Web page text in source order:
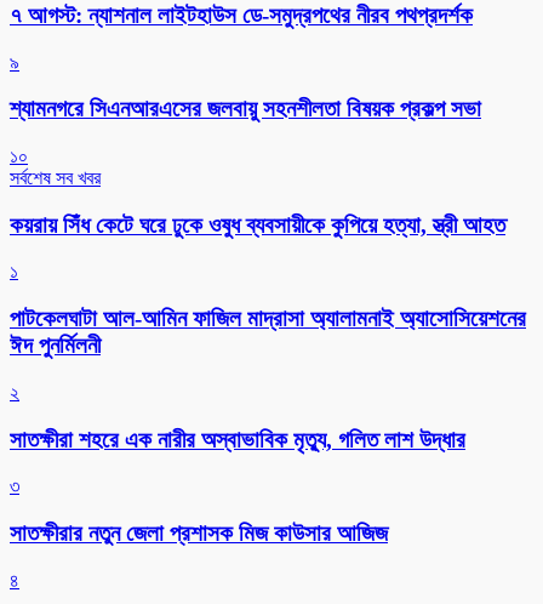
৭ আগস্ট: ন্যাশনাল লাইটহাউস ডে-সমুদ্রপথের নীরব পথপ্রদর্শক
৯
শ্যামনগরে সিএনআরএসের জলবায়ু সহনশীলতা বিষয়ক প্রকল্প সভা
১০
সর্বশেষ সব খবর
কয়রায় সিঁধ কেটে ঘরে ঢুকে ওষুধ ব্যবসায়ীকে কুপিয়ে হত্যা, স্ত্রী আহত
১
পাটকেলঘাটা আল-আমিন ফাজিল মাদ্রাসা অ্যালামনাই অ্যাসোসিয়েশনের
ঈদ পুনর্মিলনী
২
সাতক্ষীরা শহরে এক নারীর অস্বাভাবিক মৃত্যু, গলিত লাশ উদ্ধার
৩
সাতক্ষীরার নতুন জেলা প্রশাসক মিজ কাউসার আজিজ
৪